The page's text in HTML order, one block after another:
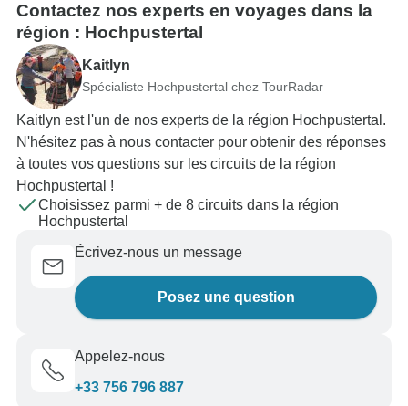
Contactez nos experts en voyages dans la
région : Hochpustertal
Kaitlyn
Spécialiste Hochpustertal chez TourRadar
Kaitlyn est l'un de nos experts de la région Hochpustertal.
N'hésitez pas à nous contacter pour obtenir des réponses
à toutes vos questions sur les circuits de la région
Hochpustertal !
Choisissez parmi + de 8 circuits dans la région
Hochpustertal
Écrivez-nous un message
Posez une question
Appelez-nous
+33 756 796 887